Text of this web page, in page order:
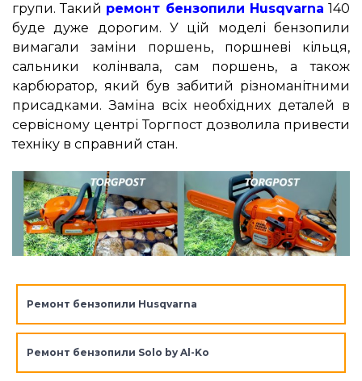
групи. Такий ремонт бензопили Husqvarna 140
буде дуже дорогим. У цій моделі бензопили
вимагали заміни поршень, поршневі кільця,
сальники колінвала, сам поршень, а також
карбюратор, який був забитий різноманітними
присадками. Заміна всіх необхідних деталей в
сервісному центрі Торгпост дозволила привести
техніку в справний стан.
Ремонт бензопили Husqvarna
Ремонт бензопили Solo by Al-Ko